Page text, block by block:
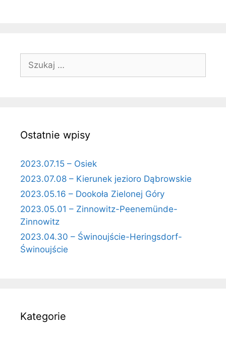
Ostatnie wpisy
2023.07.15 – Osiek
2023.07.08 – Kierunek jezioro Dąbrowskie
2023.05.16 – Dookoła Zielonej Góry
2023.05.01 – Zinnowitz-Peenemünde-
Zinnowitz
2023.04.30 – Świnoujście-Heringsdorf-
Świnoujście
Kategorie